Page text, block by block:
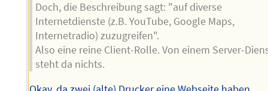
Doch, die Beschreibung sagt: "auf diverse
Internetdienste (z.B. YouTube, Google Maps,
Internetradio) zuzugreifen".
Also eine reine Client-Rolle. Von einem Server-
steht da nichts.